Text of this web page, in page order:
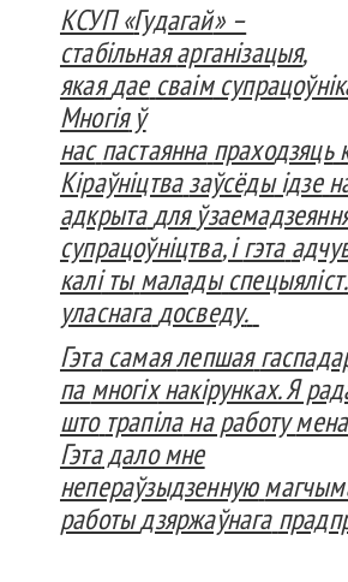
КСУП «Гудагай» –
стабільнаяарганізацыя,
якаядае сваім
Многіяў
нас пастаянна праходзяць
Кіраўніцтвазаўсёдыідзе
адкрытадля
супрацоўніцтва, ігэта
калі ты малады спецыяліст.
уласнагадосведу.
Гэтасамаялепшая
памногіхнакірунках. Я
што трапілана работу
Гэтадало мне
непераўзыдзенную
работыдзяржаўнага